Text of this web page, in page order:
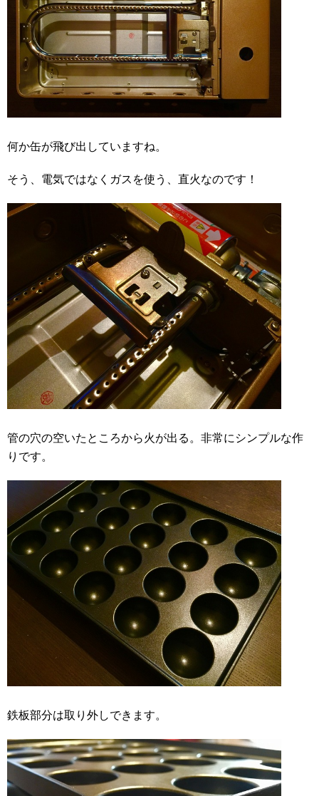
何か缶が飛び出していますね。
そう、電気ではなくガスを使う、直火なのです！
管の穴の空いたところから火が出る。非常にシンプルな作
りです。
鉄板部分は取り外しできます。